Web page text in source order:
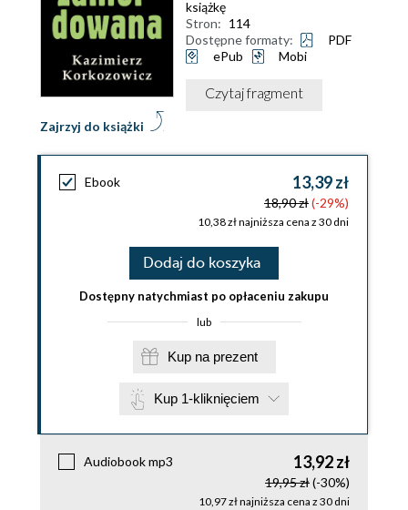
Zajrzyj do książki
książkę
Stron: 114
Dostępne formaty:
PDF
ePub
Mobi
Czytaj fragment
Ebook 13,39 zł
18,90 zł(-29%)
10,38 zł najniższa cena z 30 dni
Dodaj do koszyka
Dostępny natychmiast po opłaceniu zakupu
lub
Kup na prezent
Kup 1-kliknięciem
Audiobook mp3 13,92 zł
19,95 zł(-30%)
10,97 zł najniższa cena z 30 dni